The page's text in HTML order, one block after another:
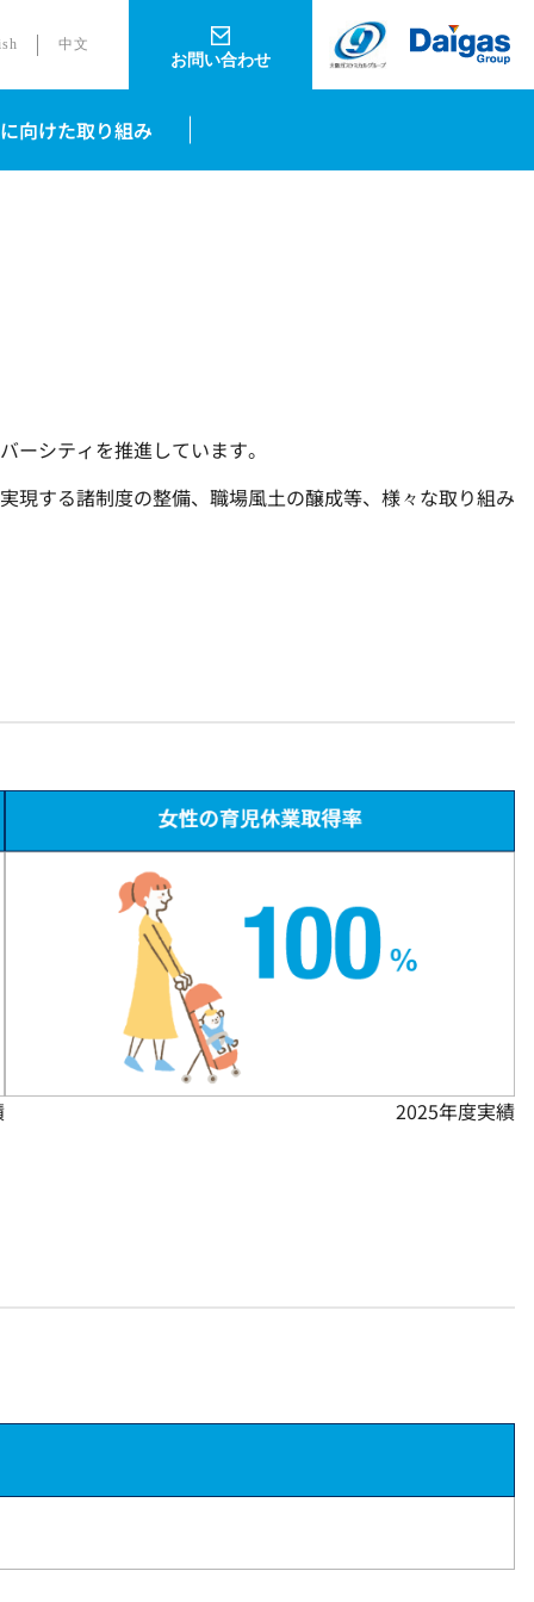
中文
お問い合わせ
向けた取り組み
シティを推進しています。
現する諸制度の整備、職場風土の醸成等、様々な取り組み
2025年度実績